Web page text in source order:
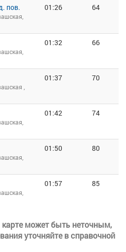
пов. 01:26 64
01:32 66
,
01:37 70
01:42 74
01:50 80
01:57 85
карте может быть неточным,
уточняйте в справочной